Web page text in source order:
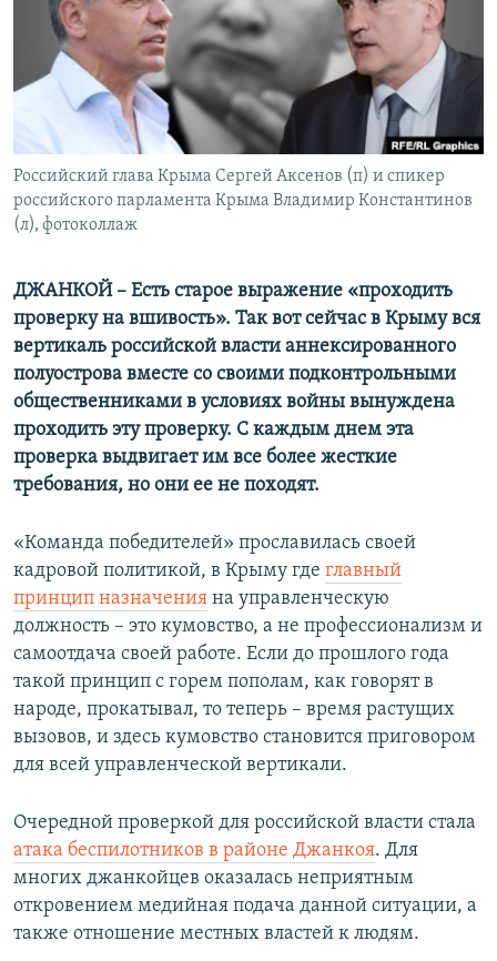
ПОБЕДИТЕЛЕЙ НЕ СУДЯТ?
КРЫМ.НЕПОКОРЕННЫЙ
ELIFBE
УКРАИНСКАЯ ПРОБЛЕМА КРЫМА
ПРИСОЕДИНЯЙТЕСЬ!
Все сайты RFE/RL
Российский глава Крыма Сергей Аксенов (п) и спикер
российского парламента Крыма Владимир Константинов
(л), фотоколлаж
ДЖАНКОЙ – Есть старое выражение «проходить
проверку на вшивость». Так вот сейчас в Крыму вся
вертикаль российской власти аннексированного
полуострова вместе со своими подконтрольными
общественниками в условиях войны вынуждена
проходить эту проверку. С каждым днем эта
проверка выдвигает им все более жесткие
требования, но они ее не походят.
«Команда победителей» прославилась своей
кадровой политикой, в Крыму где главный
принцип назначения на управленческую
должность – это кумовство, а не профессионализм и
самоотдача своей работе. Если до прошлого года
такой принцип с горем пополам, как говорят в
народе, прокатывал, то теперь – время растущих
вызовов, и здесь кумовство становится приговором
для всей управленческой вертикали.
Очередной проверкой для российской власти стала
атака беспилотников в районе Джанкоя. Для
многих джанкойцев оказалась неприятным
откровением медийная подача данной ситуации, а
также отношение местных властей к людям.